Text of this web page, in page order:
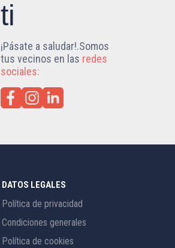
ti
¡Pásate a saludar!.Somos
tus vecinos en las redes
sociales:
DATOS LEGALES
Política de privacidad
Condiciones generales
Política de cookies